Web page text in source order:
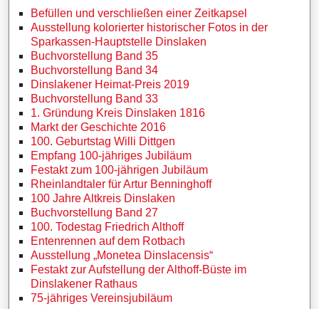
Befüllen und verschließen einer Zeitkapsel
Ausstellung kolorierter historischer Fotos in der
Sparkassen-Hauptstelle Dinslaken
Buchvorstellung Band 35
Buchvorstellung Band 34
Dinslakener Heimat-Preis 2019
Buchvorstellung Band 33
1. Gründung Kreis Dinslaken 1816
Markt der Geschichte 2016
100. Geburtstag Willi Dittgen
Empfang 100-jähriges Jubiläum
Festakt zum 100-jährigen Jubiläum
Rheinlandtaler für Artur Benninghoff
100 Jahre Altkreis Dinslaken
Buchvorstellung Band 27
100. Todestag Friedrich Althoff
Entenrennen auf dem Rotbach
Ausstellung „Monetea Dinslacensis“
Festakt zur Aufstellung der Althoff-Büste im
Dinslakener Rathaus
75-jähriges Vereinsjubiläum